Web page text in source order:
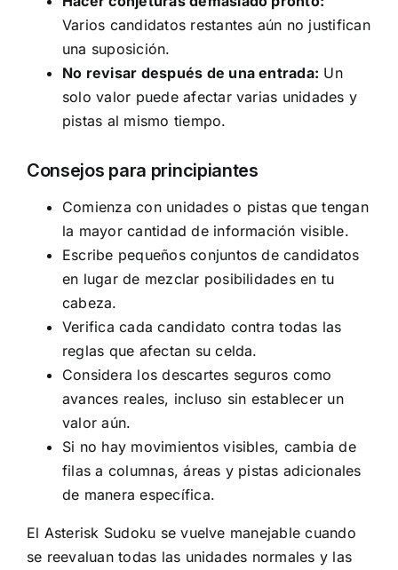
Varios candidatos restantes aún no justifican
una suposición.
No revisar después de una entrada: Un
solo valor puede afectar varias unidades y
pistas al mismo tiempo.
Consejos para principiantes
Comienza con unidades o pistas que tengan
la mayor cantidad de información visible.
Escribe pequeños conjuntos de candidatos
en lugar de mezclar posibilidades en tu
cabeza.
Verifica cada candidato contra todas las
reglas que afectan su celda.
Considera los descartes seguros como
avances reales, incluso sin establecer un
valor aún.
Si no hay movimientos visibles, cambia de
filas a columnas, áreas y pistas adicionales
de manera específica.
El Asterisk Sudoku se vuelve manejable cuando
se reevaluan todas las unidades normales y las